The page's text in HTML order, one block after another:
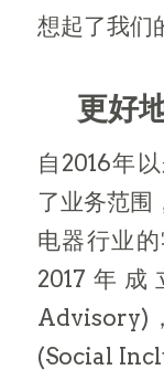
想起了我们
更好
自2016年
了业务范围
电器行业
2017年
Advisory)
(Social